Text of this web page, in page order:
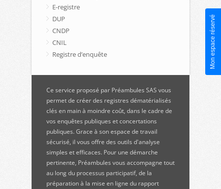
Mon espace réservé
E-registre
DUP
CNDP
CNIL
Registre d’enquête
Ce service proposé par Préambules SAS vous
permet de créer des registres dématérialisés
clés en main à moindre coût, dans le cadre de
vos enquêtes publiques et concertations
publiques. Grace à son espace de travail
sécurisé, il vous offre des outils d'analyse
simples et efficaces. Pour une démarche
pertinente, Préambules vous accompagne tout
au long du processus participatif, de la
préparation à la mise en ligne du rapport